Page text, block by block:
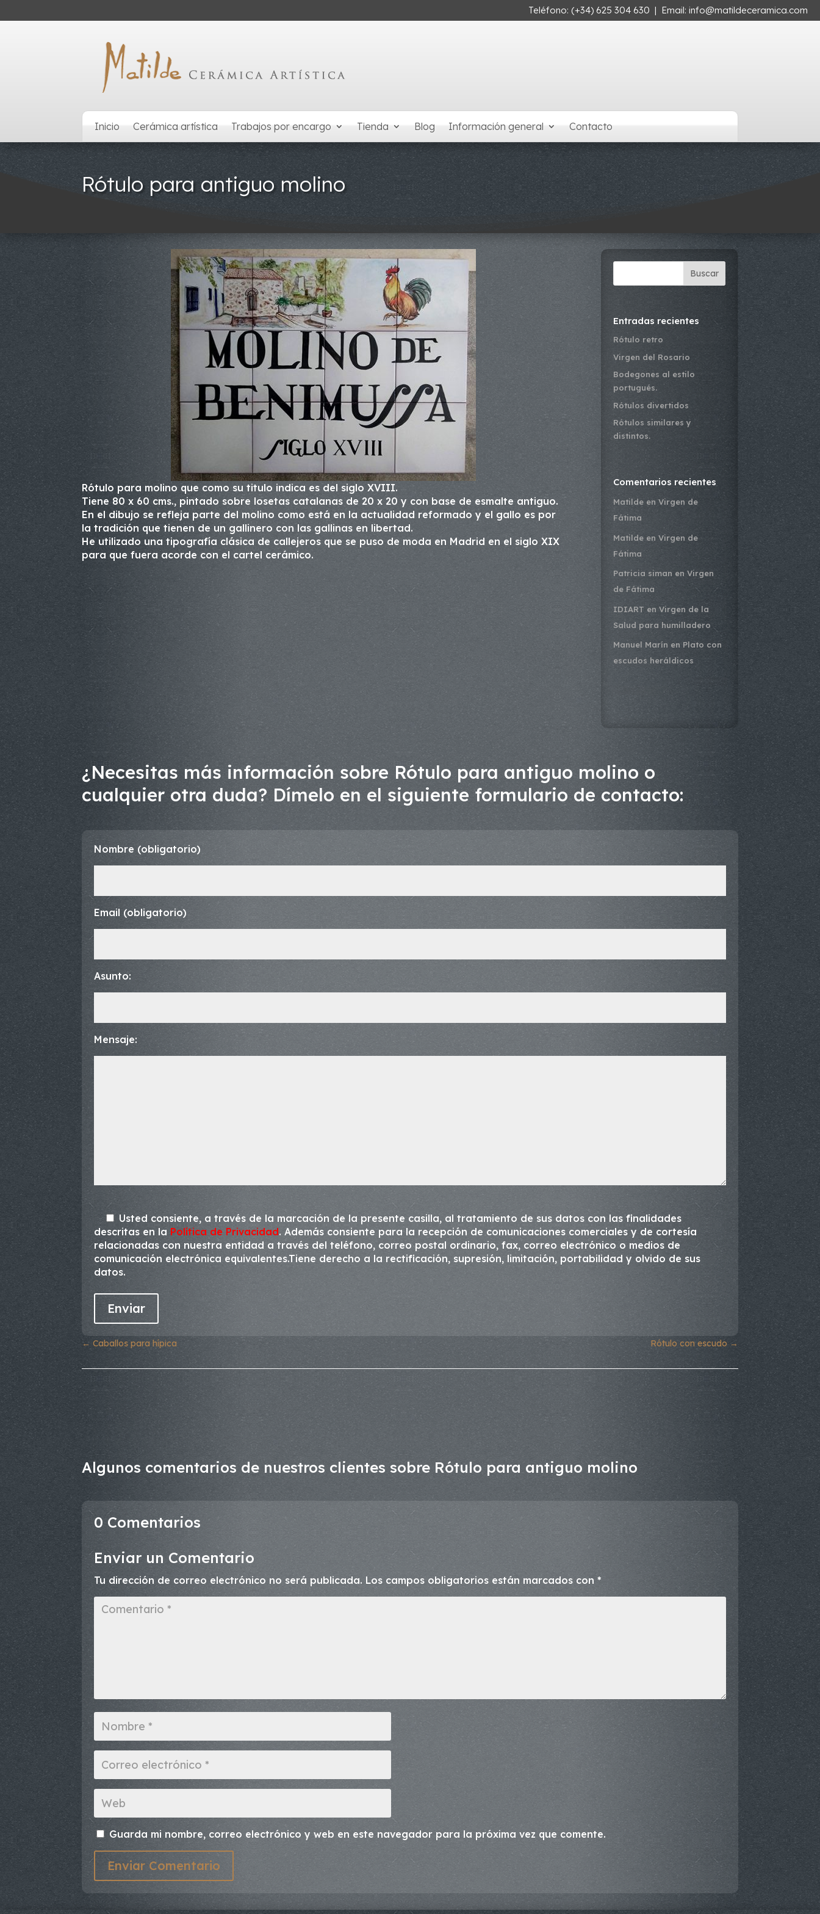
Teléfono: (+34) 625 304 630 | Email: info@matildeceramica.com
Inicio Cerámica artística Trabajos por encargo Tienda Blog Información general Contacto
Rótulo para antiguo molino
Rótulo para molino que como su titulo indica es del siglo XVIII.
Tiene 80 x 60 cms., pintado sobre losetas catalanas de 20 x 20 y con base de esmalte antiguo.
En el dibujo se refleja parte del molino como está en la actualidad reformado y el gallo es por
la tradición que tienen de un gallinero con las gallinas en libertad.
He utilizado una tipografía clásica de callejeros que se puso de moda en Madrid en el siglo XIX
para que fuera acorde con el cartel cerámico.
Buscar
Entradas recientes
Rótulo retro
Virgen del Rosario
Bodegones al estilo
portugués.
Rótulos divertidos
Rótulos similares y
distintos.
Comentarios recientes
Matilde enVirgen de
Fátima
Matilde enVirgen de
Fátima
Patricia siman enVirgen
de Fátima
IDIART enVirgen de la
Salud para humilladero
Manuel Marín en Plato con
escudos heráldicos
¿Necesitas más información sobre Rótulo para antiguo molino o
cualquier otra duda? Dímelo en el siguiente formulario de contacto:
Nombre (obligatorio)
Email (obligatorio)
Asunto:
Mensaje:
Usted consiente, a través de la marcación de la presente casilla, al tratamiento de sus datos con las finalidades
descritas en la Política de Privacidad. Además consiente para la recepción de comunicaciones comerciales y de cortesía
relacionadas con nuestra entidad a través del teléfono, correo postal ordinario, fax, correo electrónico o medios de
comunicación electrónica equivalentes.Tiene derecho a la rectificación, supresión, limitación, portabilidad y olvido de sus
datos.
←Caballos para hípica Rótulo con escudo →
Algunos comentarios de nuestros clientes sobre Rótulo para antiguo molino
0 Comentarios
Enviar un Comentario
Tu dirección de correo electrónico no será publicada. Los campos obligatorios están marcados con*
Guarda mi nombre, correo electrónico y web en este navegador para la próxima vez que comente.
Enviar Comentario